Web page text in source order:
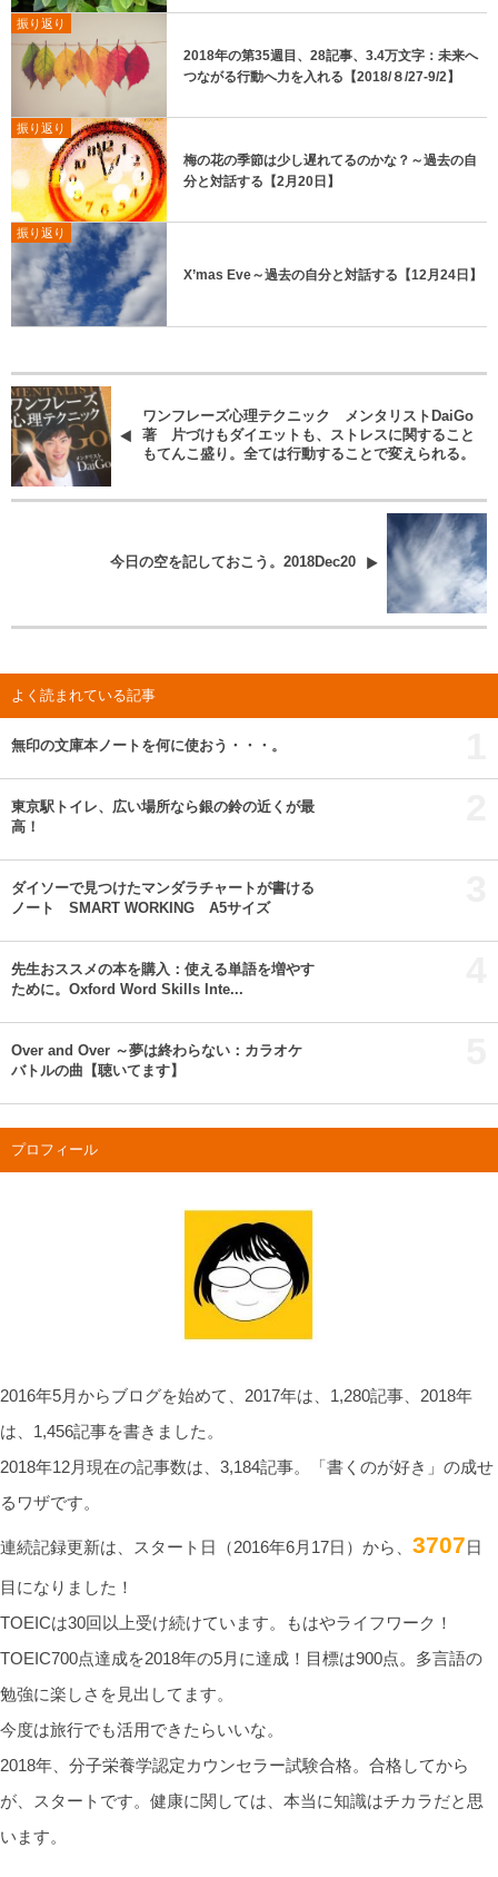
振り返り
2018年の第35週目、28記事、3.4万文字：未来へ
つながる行動へ力を入れる【2018/８/27-9/2】
振り返り
梅の花の季節は少し遅れてるのかな？～過去の自
分と対話する【2月20日】
振り返り
X’mas Eve～過去の自分と対話する【12月24日】
ワンフレーズ心理テクニック メンタリストDaiGo
著 片づけもダイエットも、ストレスに関すること
もてんこ盛り。全ては行動することで変えられる。
今日の空を記しておこう。2018Dec20
よく読まれている記事
無印の文庫本ノートを何に使おう・・・。
東京駅トイレ、広い場所なら銀の鈴の近くが最
高！
ダイソーで見つけたマンダラチャートが書ける
ノート SMART WORKING A5サイズ
先生おススメの本を購入：使える単語を増やす
ために。Oxford Word Skills Inte...
Over and Over ～夢は終わらない：カラオケ
バトルの曲【聴いてます】
プロフィール
2016年5月からブログを始めて、2017年は、1,280記事、2018年
は、1,456記事を書きました。
2018年12月現在の記事数は、3,184記事。「書くのが好き」の成せ
るワザです。
連続記録更新は、スタート日（2016年6月17日）から、 3707日
目になりました！
TOEICは30回以上受け続けています。もはやライフワーク！
TOEIC700点達成を2018年の5月に達成！目標は900点。多言語の
勉強に楽しさを見出してます。
今度は旅行でも活用できたらいいな。
2018年、分子栄養学認定カウンセラー試験合格。合格してから
が、スタートです。健康に関しては、本当に知識はチカラだと思
います。